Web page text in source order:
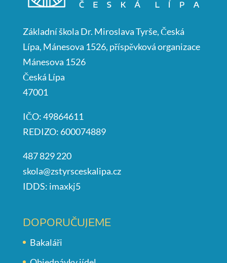
Základní škola Dr. Miroslava Tyrše, Česká
Lípa, Mánesova 1526, příspěvková organizace
Mánesova 1526
Česká Lípa
47001
IČO: 49864611
REDIZO: 600074889
487 829 220
skola@zstyrsceskalipa.cz
IDDS: imaxkj5
DOPORUČUJEME
Bakaláři